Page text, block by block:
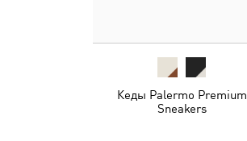
Кеды Palermo Premium
Sneakers